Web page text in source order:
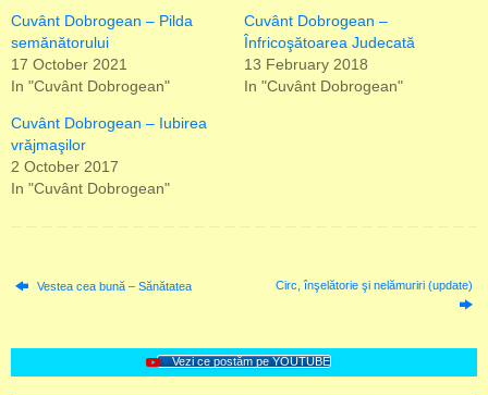
Cuvânt Dobrogean – Pilda
semănătorului
17 October 2021
In "Cuvânt Dobrogean"
Cuvânt Dobrogean –
Înfricoşătoarea Judecată
13 February 2018
In "Cuvânt Dobrogean"
Cuvânt Dobrogean – Iubirea
vrăjmaşilor
2 October 2017
In "Cuvânt Dobrogean"
Vestea cea bună – Sănătatea Circ, înşelătorie şi nelămuriri (update)
Vezi ce postăm pe YOUTUBE